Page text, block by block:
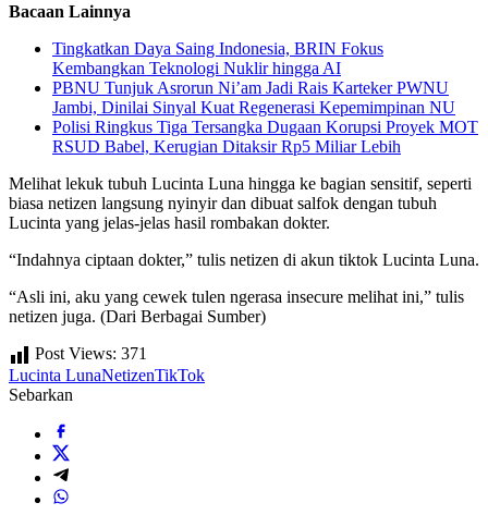
Bacaan Lainnya
Tingkatkan Daya Saing Indonesia, BRIN Fokus
Kembangkan Teknologi Nuklir hingga AI
PBNU Tunjuk Asrorun Ni’am Jadi Rais Karteker PWNU
Jambi, Dinilai Sinyal Kuat Regenerasi Kepemimpinan NU
Polisi Ringkus Tiga Tersangka Dugaan Korupsi Proyek MOT
RSUD Babel, Kerugian Ditaksir Rp5 Miliar Lebih
Melihat lekuk tubuh Lucinta Luna hingga ke bagian sensitif, seperti
biasa netizen langsung nyinyir dan dibuat salfok dengan tubuh
Lucinta yang jelas-jelas hasil rombakan dokter.
“Indahnya ciptaan dokter,” tulis netizen di akun tiktok Lucinta Luna.
“Asli ini, aku yang cewek tulen ngerasa insecure melihat ini,” tulis
netizen juga. (Dari Berbagai Sumber)
Post Views: 371
Lucinta LunaNetizenTikTok
Sebarkan